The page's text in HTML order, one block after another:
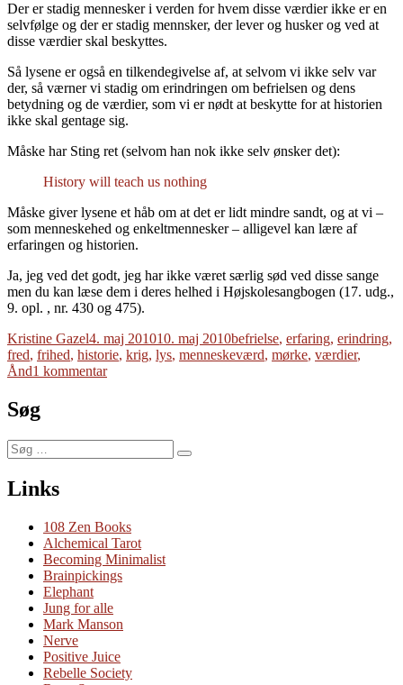
Der er stadig mennesker i verden for hvem disse værdier ikke er en
selvfølge og der er stadig mennsker, der lever og husker og ved at
disse værdier skal beskyttes.
Så lysene er også en tilkendegivelse af, at selvom vi ikke selv var
der, så værner vi stadig om erindringen om befrielsen og dens
betydning og de værdier, som vi er nødt at beskytte for at historien
ikke skal gentage sig.
Måske har Sting ret (selvom han nok ikke selv ønsker det):
History will teach us nothing
Måske giver lysene et håb om at det er lidt mindre sandt, og at vi –
som menneskehed og enkeltmennesker – alligevel kan lære af
erfaringen og historien.
Ja, jeg ved det godt, jeg har ikke været særlig sød ved disse sange
men du kan læse dem i deres helhed i Højskolesangbogen (17. udg.,
9. opl. , nr. 430 og 475).
Forfatter
Kristine GazelUdgivet
4. maj 201010. maj 2010Tags
befrielse, erfaring, erindring,
fred, frihed, historie, krig, lys, menneskeværd, mørke, værdier,
Ånd1 kommentartil
Søg
Søg
efter:
Søg
Links
108 Zen Books
Alchemical Tarot
Becoming Minimalist
Brainpickings
Elephant
Jung for alle
Mark Manson
Nerve
Positive Juice
Rebelle Society